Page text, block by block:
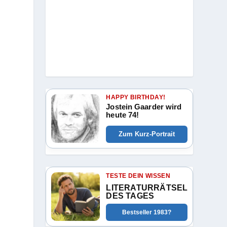
HAPPY BIRTHDAY!
Jostein Gaarder wird
heute 74!
Zum Kurz-Portrait
TESTE DEIN WISSEN
LITERATURRÄTSEL
DES TAGES
Bestseller 1983?